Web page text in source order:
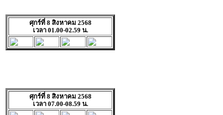
ศุกร์ที่ 8 สิงหาคม 2568
เวลา 01.00-02.59 น.
ศุกร์ที่ 8 สิงหาคม 2568
เวลา 07.00-08.59 น.